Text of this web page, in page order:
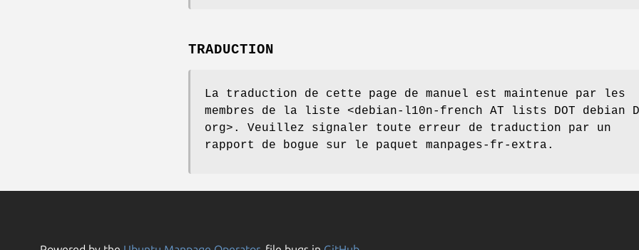
TRADUCTION
La traduction de cette page de manuel est maintenue par les
membres de la liste <debian-l10n-french AT lists DOT debian
org>. Veuillez signaler toute erreur de traduction par un
rapport de bogue sur le paquet manpages-fr-extra.